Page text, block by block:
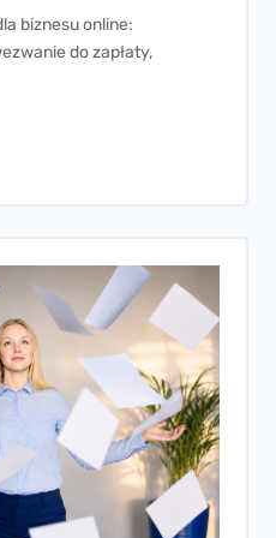
biznesu online:
do zapłaty,